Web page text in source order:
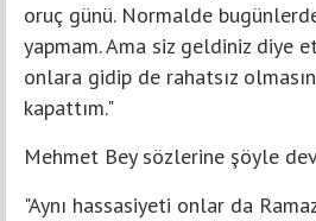
oruç günü. Normalde
yapmam. Ama siz geldiniz diye
onlara gidip de rahatsız
kapattım."
Mehmet Bey sözlerine şöyle
"Aynı hassasiyeti onlar da